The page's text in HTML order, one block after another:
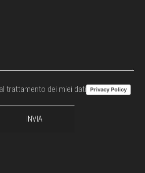
trattamento dei miei dati Privacy Policy